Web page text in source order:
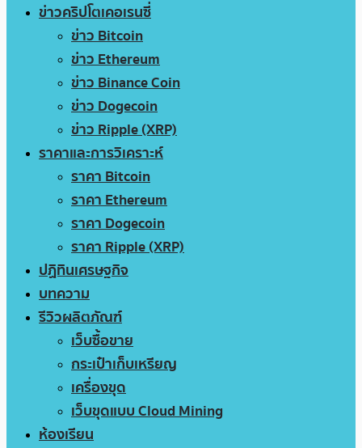
ข่าวคริปโตเคอเรนซี่
ข่าว Bitcoin
ข่าว Ethereum
ข่าว Binance Coin
ข่าว Dogecoin
ข่าว Ripple (XRP)
ราคาและการวิเคราะห์
ราคา Bitcoin
ราคา Ethereum
ราคา Dogecoin
ราคา Ripple (XRP)
ปฏิทินเศรษฐกิจ
บทความ
รีวิวผลิตภัณฑ์
เว็บซื้อขาย
กระเป๋าเก็บเหรียญ
เครื่องขุด
เว็บขุดแบบ Cloud Mining
ห้องเรียน